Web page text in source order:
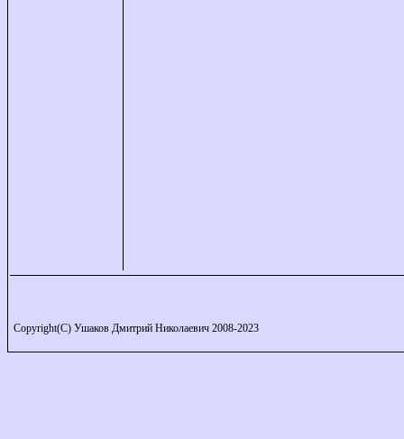
Copyright(C) Ушаков Дмитрий Николаевич 2008-2023